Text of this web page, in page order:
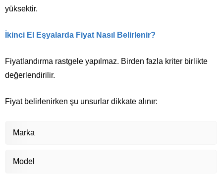
yüksektir.
İkinci El Eşyalarda Fiyat Nasıl Belirlenir?
Fiyatlandırma rastgele yapılmaz. Birden fazla kriter birlikte
değerlendirilir.
Fiyat belirlenirken şu unsurlar dikkate alınır:
Marka
Model